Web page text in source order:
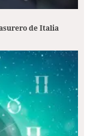
de Italia